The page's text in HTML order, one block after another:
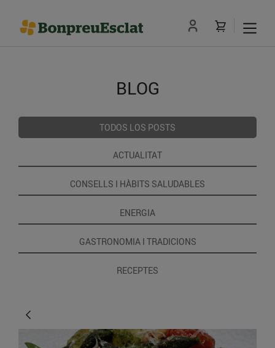
BLOG
TODOS LOS POSTS
ACTUALITAT
CONSELLS I HÀBITS SALUDABLES
ENERGIA
GASTRONOMIA I TRADICIONS
RECEPTES